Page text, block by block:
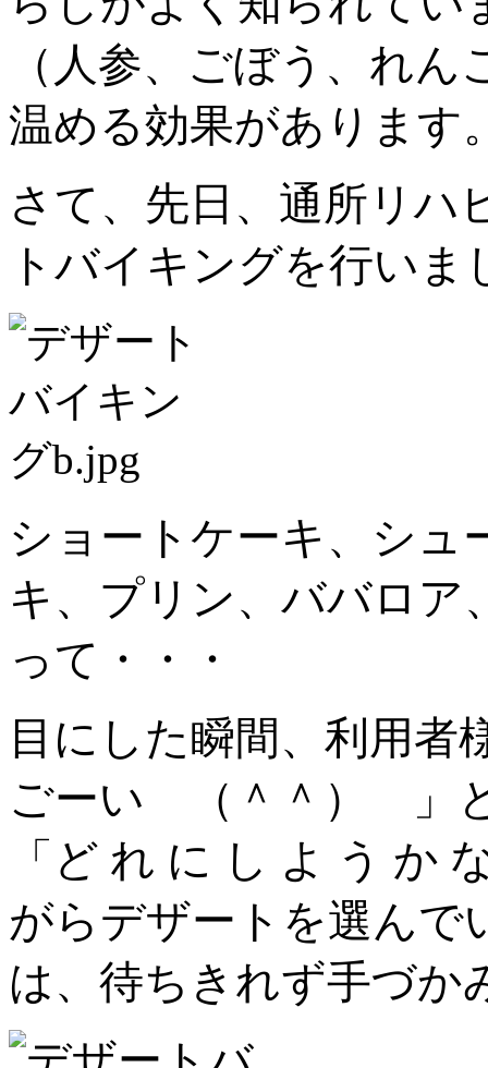
（人参、ごぼう、れ
温める効果があります
さて、先日、通所リハ
トバイキングを行いま
ショートケーキ、シュ
キ、プリン、ババロア
って・・・
目にした瞬間、利用
ごーい （＾＾） 」
「ど れ に し よ う
がらデザートを選んで
は、待ちきれず手づか